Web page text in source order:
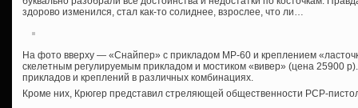
здорово изменился, стал как-то солиднее, взрослее, что ли…
На фото вверху — «Снайпер» с прикладом МР-60 и креплением
скелетным регулируемым прикладом и мостиком «вивер» (цена 25900
прикладов и креплений в различных комбинациях.
Кроме них, Крюгер представил стреляющей общественности PCP-